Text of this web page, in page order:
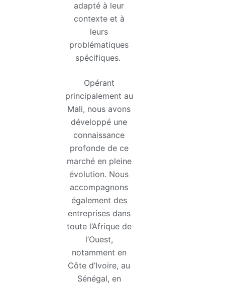
adapté à leur
contexte et à
leurs
problématiques
spécifiques.
Opérant
principalement au
Mali, nous avons
développé une
connaissance
profonde de ce
marché en pleine
évolution. Nous
accompagnons
également des
entreprises dans
toute l’Afrique de
l’Ouest,
notamment en
Côte d’Ivoire, au
Sénégal, en